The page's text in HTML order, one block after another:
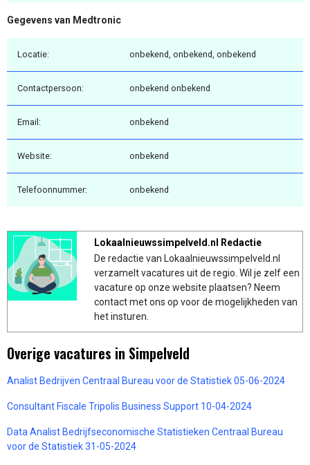
Gegevens van Medtronic
Locatie: onbekend, onbekend, onbekend
Contactpersoon: onbekend onbekend
Email: onbekend
Website: onbekend
Telefoonnummer: onbekend
Lokaalnieuwssimpelveld.nl Redactie
De redactie van Lokaalnieuwssimpelveld.nl
verzamelt vacatures uit de regio. Wil je zelf een
vacature op onze website plaatsen? Neem
contact met ons op voor de mogelijkheden van
het insturen.
Overige vacatures in Simpelveld
Analist Bedrijven Centraal Bureau voor de Statistiek 05-06-2024
Consultant Fiscale Tripolis Business Support 10-04-2024
Data Analist Bedrijfseconomische Statistieken Centraal Bureau
voor de Statistiek 31-05-2024